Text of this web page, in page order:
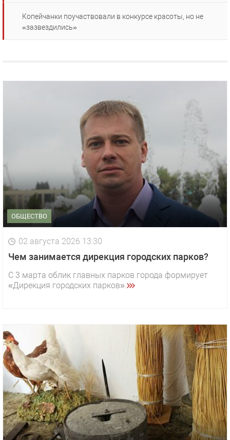
Копейчанки поучаствовали в конкурсе красоты, но не
«зазвездились»
ОБЩЕСТВО
02 августа 2026 13:30
Чем занимается дирекция городских парков?
С 3 марта облик главных парков города формирует
«Дирекция городских парков».